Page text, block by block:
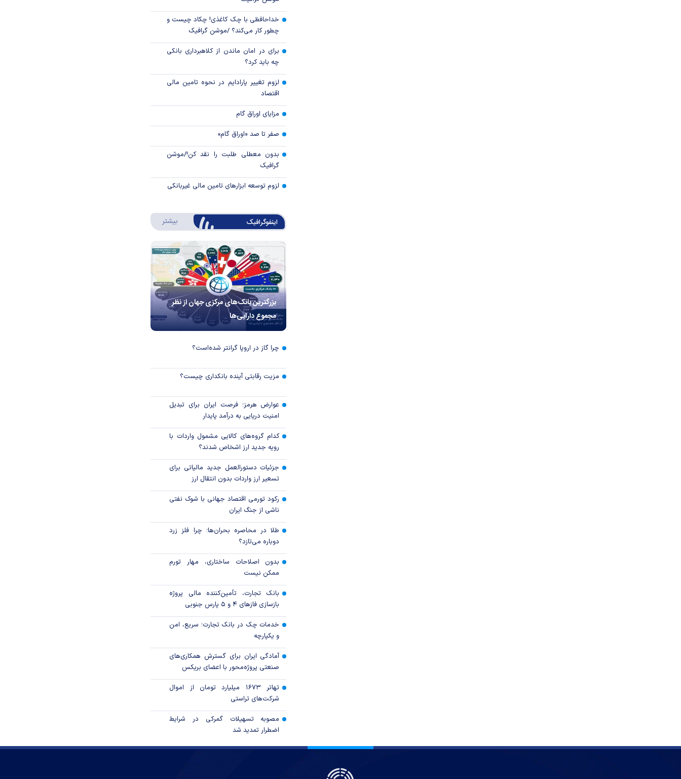
خداحافظی با چک کاغذی! چکاد چیست و
چطور کار می‌کند؟ /موشن گرافیک
برای در امان ماندن از کلاهبرداری بانکی
چه باید کرد؟
لزوم تغییر پارادایم در نحوه تامین مالی
اقتصاد
مزایای اوراق گام
صفر تا صد «اوراق گام»
بدون معطلی طلبت را نقد کن!/موشن
گرافیک
لزوم توسعه ابزارهای تامین مالی غیربانکی
اینفوگرافیک بیشتر درباره اینفوگرافیک
بزرگترین بانک‌های مرکزی جهان از نظر
مجموع دارایی‌ها
چرا گاز در اروپا گرانتر شده‌است؟
مزیت رقابتی آینده بانکداری چیست؟
عوارض هرمز؛ فرصت ایران برای تبدیل
امنیت دریایی به درآمد پایدار
کدام گروه‌های کالایی مشمول واردات با
رویه جدید ارز اشخاص شدند؟
جزئیات دستورالعمل جدید مالیاتی برای
تسعیر ارز واردات بدون انتقال ارز
رکود تورمی اقتصاد جهانی با شوک نفتی
ناشی از جنگ ایران
طلا در محاصره بحران‌ها؛ چرا فلز زرد
دوباره می‌تازد؟
بدون اصلاحات ساختاری، مهار تورم
ممکن نیست
بانک تجارت، تأمین‌کننده مالی پروژه
بازسازی فاز‌های ۴ و ۵ پارس جنوبی
خدمات چک در بانک تجارت؛ سریع، امن
و یکپارچه
آمادگی ایران برای گسترش همکاری‌های
صنعتی پروژه‌محور با اعضای بریکس
تهاتر ۱۶۷۳ میلیارد تومان از اموال
شرکت‌های تراستی
مصوبه تسهیلات گمرکی در شرایط
اضطرار تمدید شد